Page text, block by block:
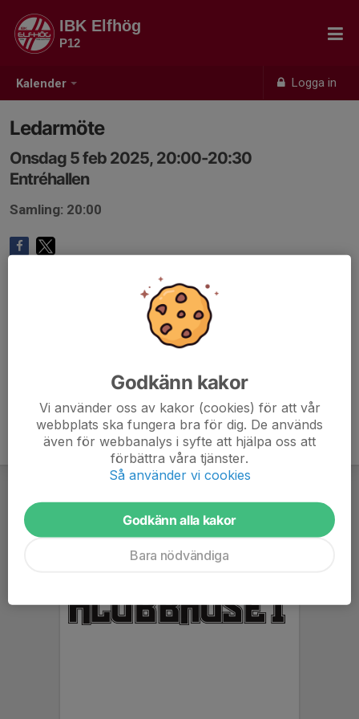
Kalender Logga in
IBK Elfhög
P12
Ledarmöte
Onsdag 5 feb 2025, 20:00-20:30
Entréhallen
Samling: 20:00
Godkänn kakor
Vi använder oss av kakor (cookies) för att vår
webbplats ska fungera bra för dig. De används
även för webbanalys i syfte att hjälpa oss att
förbättra våra tjänster.
Så använder vi cookies
Godkänn alla kakor
Bara nödvändiga